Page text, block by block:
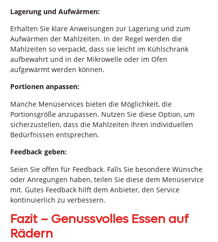
Lagerung und Aufwärmen:
Erhalten Sie klare Anweisungen zur Lagerung und zum
Aufwärmen der Mahlzeiten. In der Regel werden die
Mahlzeiten so verpackt, dass sie leicht im Kühlschrank
aufbewahrt und in der Mikrowelle oder im Ofen
aufgewärmt werden können.
Portionen anpassen:
Manche Menüservices bieten die Möglichkeit, die
Portionsgröße anzupassen. Nutzen Sie diese Option, um
sicherzustellen, dass die Mahlzeiten Ihren individuellen
Bedürfnissen entsprechen.
Feedback geben:
Seien Sie offen für Feedback. Falls Sie besondere Wünsche
oder Anregungen haben, teilen Sie diese dem Menüservice
mit. Gutes Feedback hilft dem Anbieter, den Service
kontinuierlich zu verbessern.
Fazit – Genussvolles Essen auf
Rädern